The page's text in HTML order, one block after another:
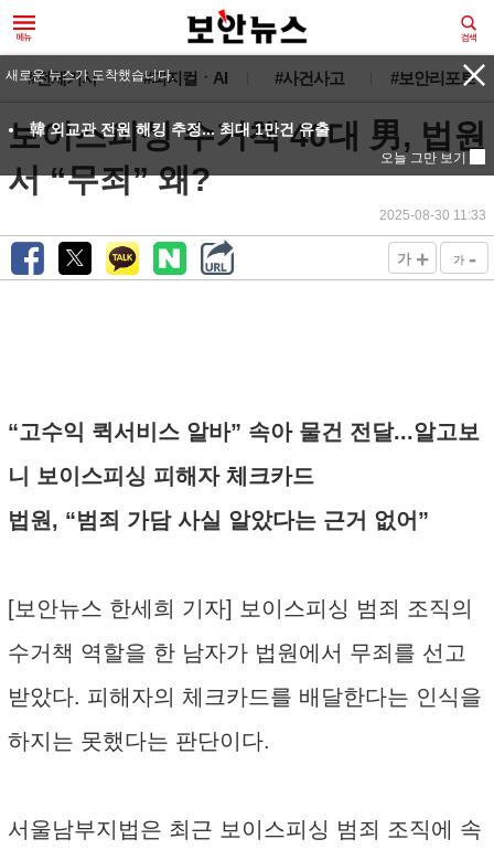
#전체기사 #피지컬ㆍAI #사건사고 #보안리포트
보이스피싱 수거책 40대 男, 법원
서 “무죄” 왜?
2025-08-30 11:33
가 + 가 -
“고수익 퀵서비스 알바” 속아 물건 전달...알고보
니 보이스피싱 피해자 체크카드
법원, “범죄 가담 사실 알았다는 근거 없어”
[보안뉴스 한세희 기자] 보이스피싱 범죄 조직의
수거책 역할을 한 남자가 법원에서 무죄를 선고
받았다. 피해자의 체크카드를 배달한다는 인식을
하지는 못했다는 판단이다.
서울남부지법은 최근 보이스피싱 범죄 조직에 속
새로운 뉴스가 도착했습니다.
韓 외교관 전원 해킹 추정... 최대 1만건 유출
오늘 그만 보기